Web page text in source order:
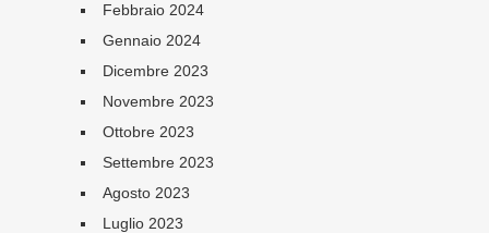
Febbraio 2024
Gennaio 2024
Dicembre 2023
Novembre 2023
Ottobre 2023
Settembre 2023
Agosto 2023
Luglio 2023